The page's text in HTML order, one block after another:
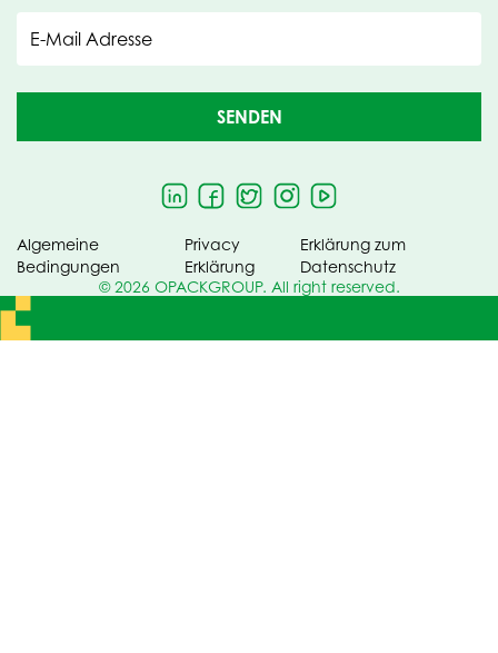
E-Mail Adresse
SENDEN
© 2026 OPACKGROUP. All right reserved.
Algemeine
Bedingungen
Privacy
Erklärung
Erklärung zum
Datenschutz